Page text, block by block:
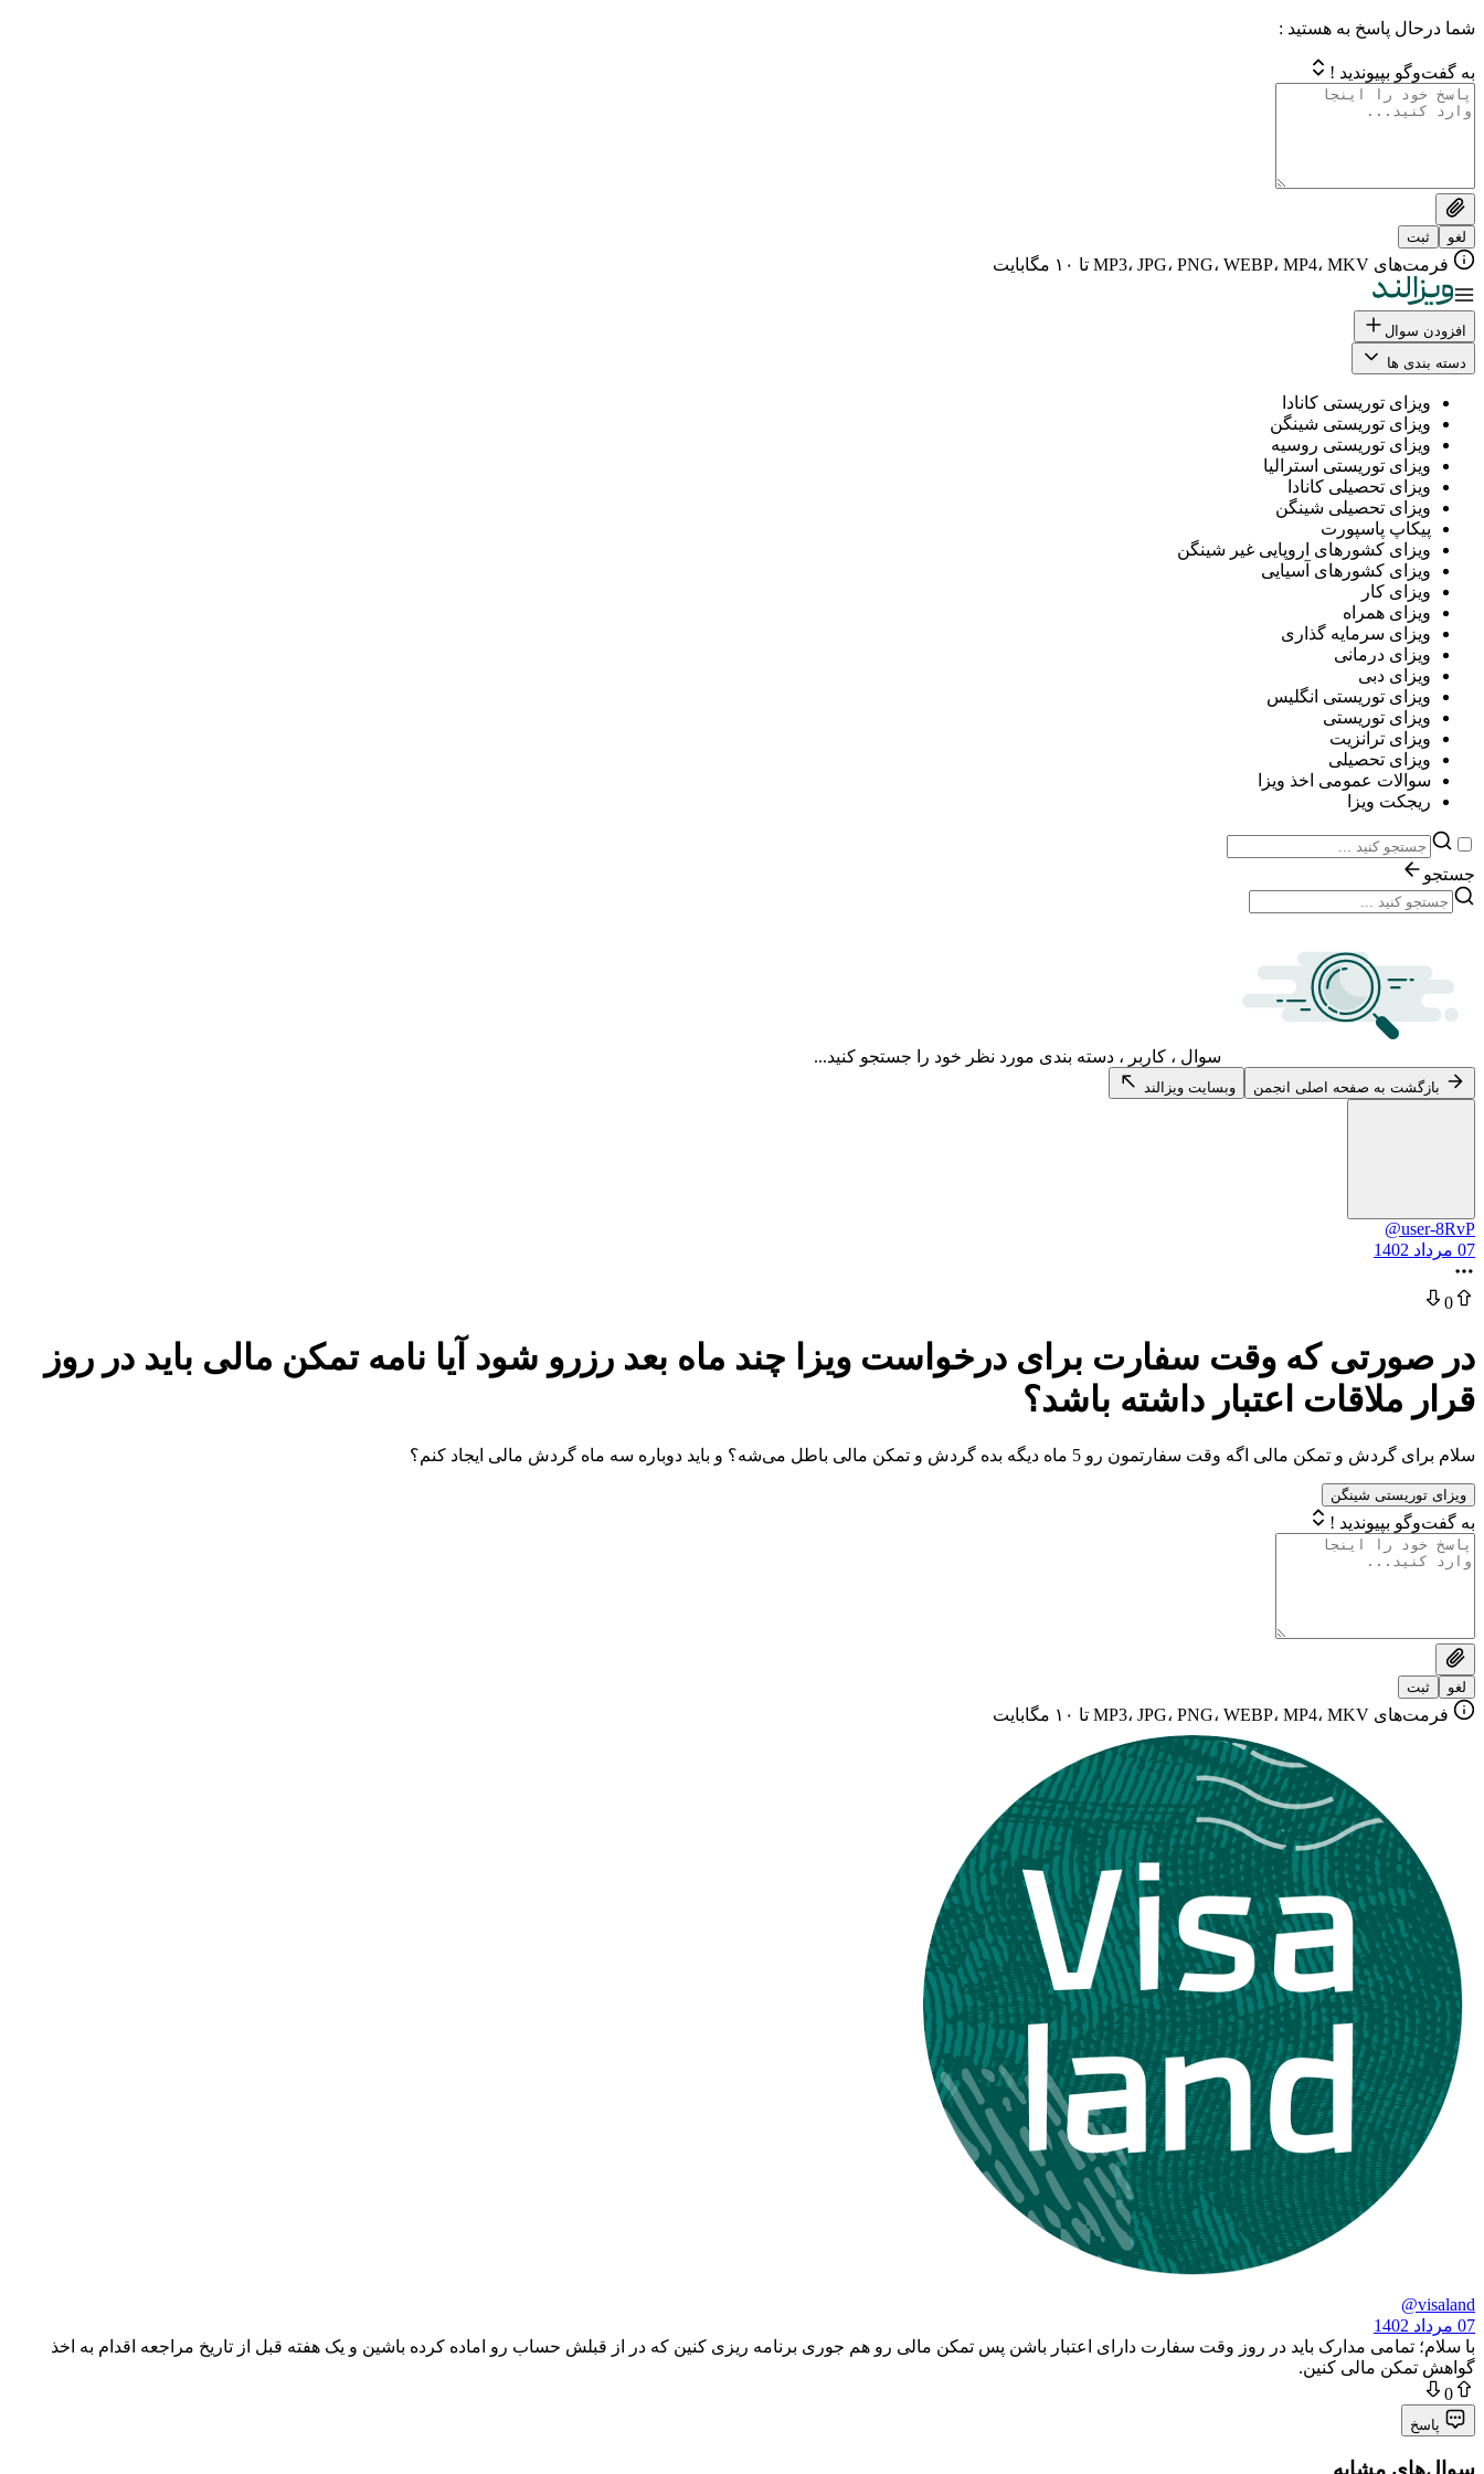
شما درحال پاسخ به هستید :
به گفت‌وگو بپیوندید !
لغو ثبت
فرمت‌های MP3، JPG، PNG، WEBP، MP4، MKV تا ۱۰ مگابایت
افزودن سوال
دسته بندی ها
ویزای توریستی کانادا
ویزای توریستی شینگن
ویزای توریستی روسیه
ویزای توریستی استرالیا
ویزای تحصیلی کانادا
ویزای تحصیلی شینگن
پیکاپ پاسپورت
ویزای کشورهای اروپایی غیر شینگن
ویزای کشورهای آسیایی
ویزای کار
ویزای همراه
ویزای سرمایه گذاری
ویزای درمانی
ویزای دبی
ویزای توریستی انگلیس
ویزای توریستی
ویزای ترانزیت
ویزای تحصیلی
سوالات عمومی اخذ ویزا
ریجکت ویزا
جستجو
سوال ، کاربر ، دسته بندی مورد نظر خود را جستجو کنید...
بازگشت به صفحه اصلی انجمن وبسایت ویزالند
@user-8RvP
07 مرداد 1402
0
در صورتی که وقت سفارت برای درخواست ویزا چند ماه بعد رزرو شود آیا نامه تمکن مالی باید در روز
قرار ملاقات اعتبار داشته باشد؟
سلام برای گردش و تمکن مالی اگه وقت سفارتمون رو 5 ماه دیگه بده گردش و تمکن مالی باطل می‌شه؟ و باید دوباره سه ماه گردش مالی ایجاد کنم؟
ویزای توریستی شینگن
به گفت‌وگو بپیوندید !
لغو ثبت
فرمت‌های MP3، JPG، PNG، WEBP، MP4، MKV تا ۱۰ مگابایت
@visaland
07 مرداد 1402
با سلام؛ تمامی مدارک باید در روز وقت سفارت دارای اعتبار باشن پس تمکن مالی رو هم جوری برنامه ریزی کنین که در از قبلش حساب رو اماده کرده باشین و یک هفته قبل از تاریخ مراجعه اقدام به اخذ
گواهش تمکن مالی کنین.
0
پاسخ
سوال‌های مشابه